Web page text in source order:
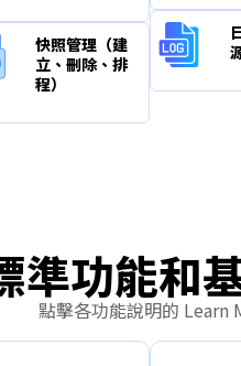
快照管理（建
立、刪除、排
程）
準功能和
點擊各功能說明的 Learn